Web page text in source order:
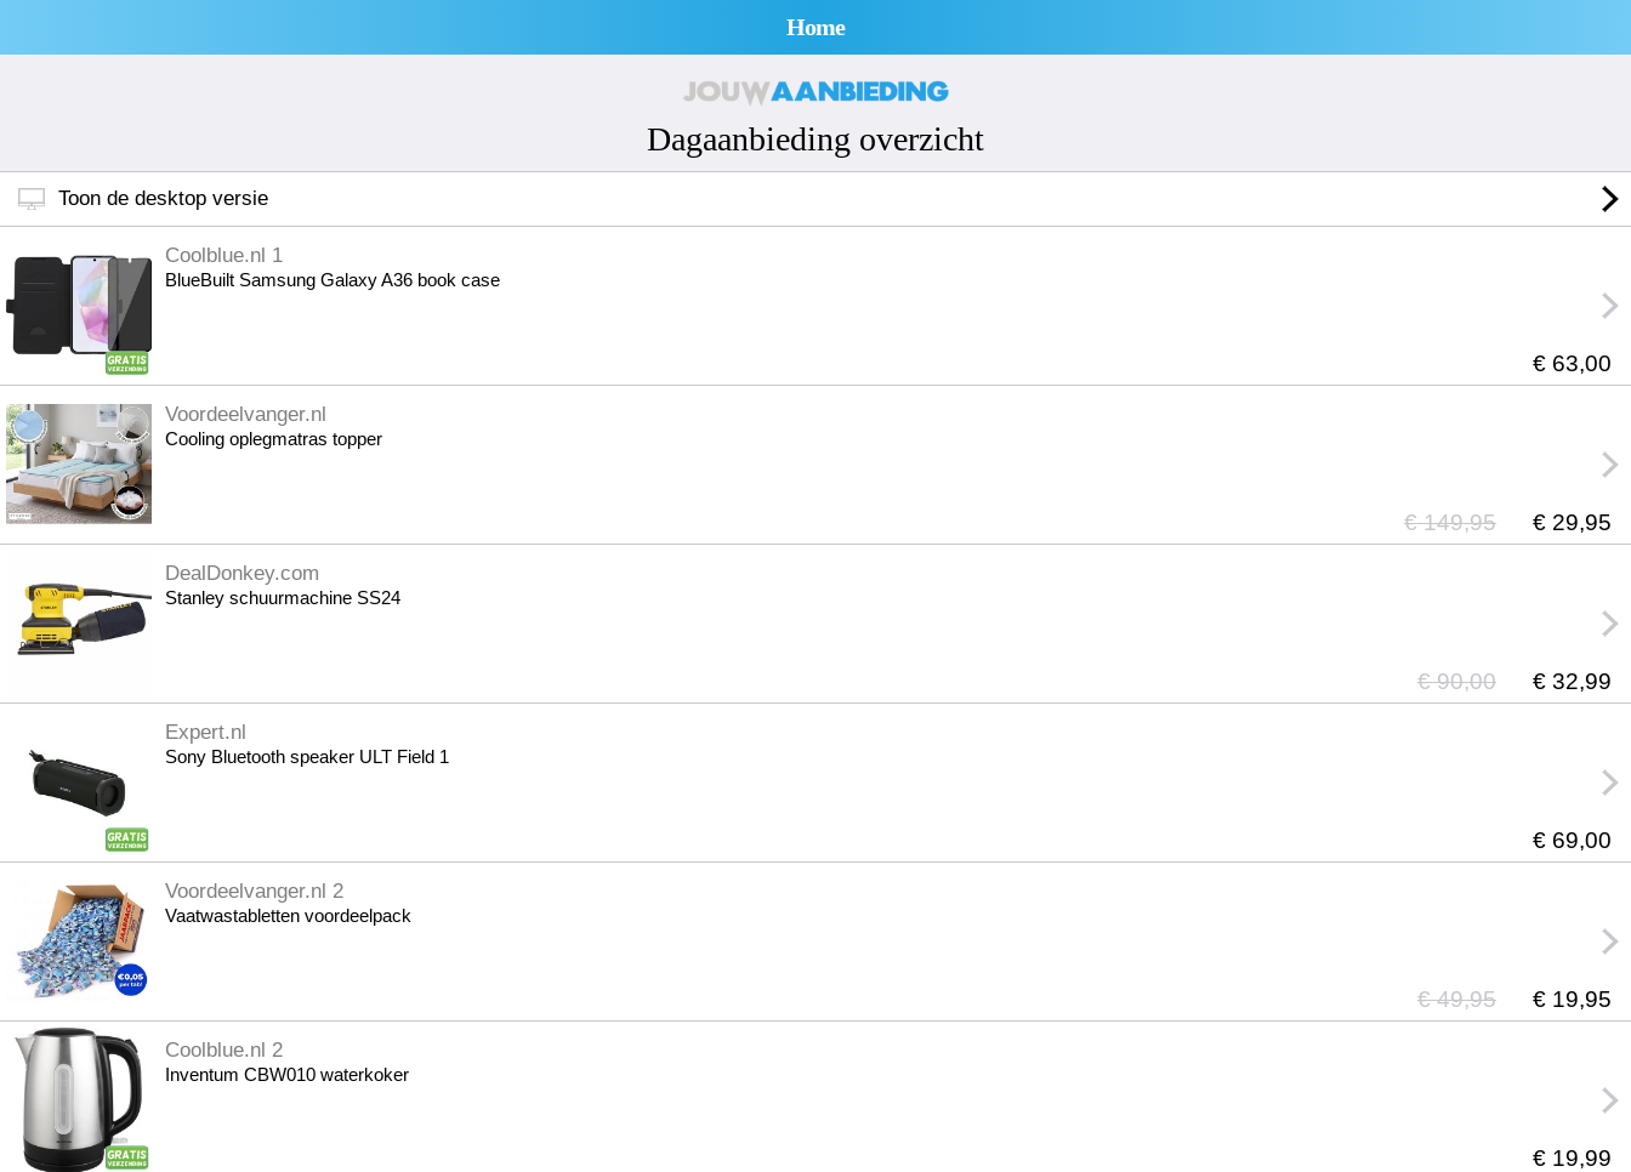
Home
Dagaanbieding overzicht
Toon de desktop versie
Coolblue.nl 1
BlueBuilt Samsung Galaxy A36 book case
€ 63,00
Voordeelvanger.nl
Cooling oplegmatras topper
€ 149,95 € 29,95
DealDonkey.com
Stanley schuurmachine SS24
€ 90,00 € 32,99
Expert.nl
Sony Bluetooth speaker ULT Field 1
€ 69,00
Voordeelvanger.nl 2
Vaatwastabletten voordeelpack
€ 49,95 € 19,95
Coolblue.nl 2
Inventum CBW010 waterkoker
€ 19,99